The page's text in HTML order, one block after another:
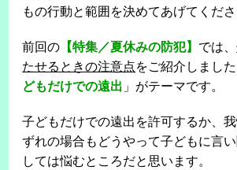
もの行動と範囲を決めてあげてくださ
前回の 【特集／夏休みの防犯】 では、
たせるときの注意点をご紹介しまし
どもだけでの遠出 」がテーマです。
子どもだけでの遠出を許可するか、
ずれの場合もどうやって子どもに言
しては悩むところだと思います。